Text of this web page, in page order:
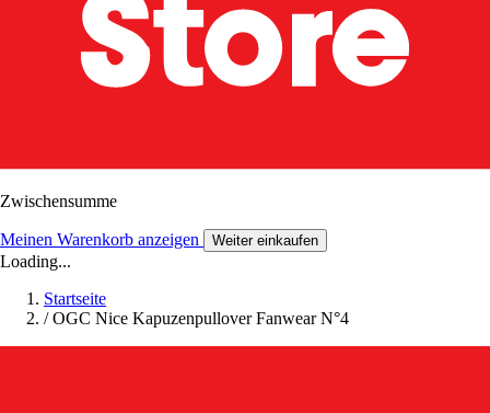
Zwischensumme
Meinen Warenkorb anzeigen Weiter einkaufen
Loading...
Startseite
/ OGC Nice Kapuzenpullover Fanwear N°4